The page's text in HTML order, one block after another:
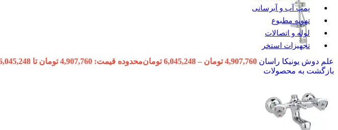
پمپ آب و آبرسانی
تهویه مطبوع
لوله و اتصالات
تجهیزات استخر
علم دوش یونیکا راسان 4,907,760 تومان –
6,045,248 تومانمحدوده قیمت: 4,907,760 تومان تا 6,045,248 تومان
بازگشت به محصولات